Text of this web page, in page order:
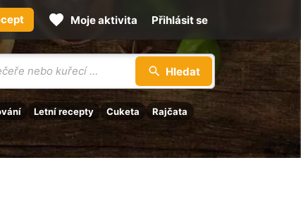
Hledat
Letní recepty Cuketa
Rajčata
Moje aktivita Přihlásit se